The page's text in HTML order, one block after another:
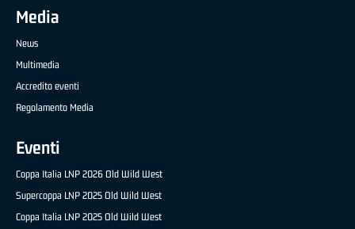
Media
News
Multimedia
Accredito eventi
Regolamento Media
Eventi
Coppa Italia LNP 2026 Old Wild West
Supercoppa LNP 2025 Old Wild West
Coppa Italia LNP 2025 Old Wild West